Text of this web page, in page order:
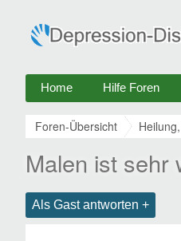
Home Hilfe Foren
Foren-Übersicht
Malen ist sehr
Als Gast antworten +